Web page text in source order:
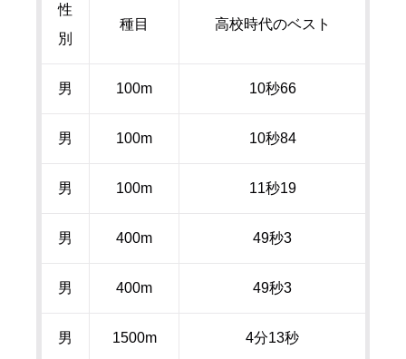
性
別
種目 高校時代のベスト
男 100m 10秒66
男 100m 10秒84
男 100m 11秒19
男 400m 49秒3
男 400m 49秒3
男 1500m 4分13秒